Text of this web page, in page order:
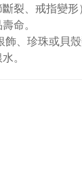
裂、戒指變形
命。
、珍珠或貝
。